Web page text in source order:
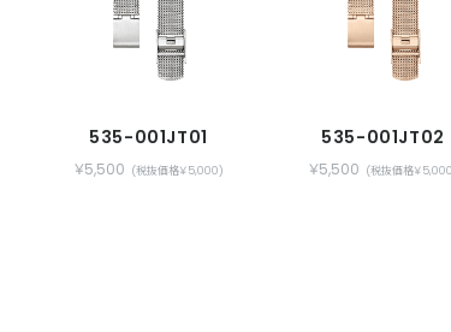
535-001JT01
￥5,500 (税抜価格￥5,000)
535-001JT02
￥5,500 (税抜価格￥